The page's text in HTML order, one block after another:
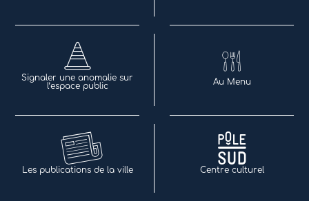
Signaler une anomalie sur
l’espace public
Au Menu
Les publications de la ville Centre culturel